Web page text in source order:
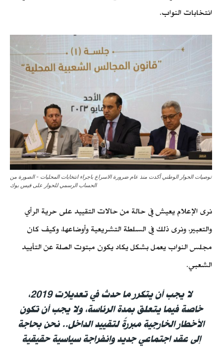
انتخابات النواب.
توصيات الحوار الوطني أكدت منذ عام ضرورة الاسراع باجراء انتخابات المحليات - الصورة من
الحساب الرسمي للحوار على فيس بوك
نرى الإعلام يعيش في حالة من حالات التقييد على حرية الرأي
والتعبير، ونرى ذلك في السلطة التشريعية وأوضاعها، وكيف كان
مجلس النواب يعمل بشكل يكاد يكون مبتوت الصلة عن التأييد
الشعبي.
لا يجب أن يتكرر ما حدث في تعديلات 2019،
خاصة فيما يتعلق بمدة الرئاسة، ولا يجب أن تكون
الأخطار الخارجية مبررةً لتقييد الداخل.. نحن بحاجة
إلى عقد اجتماعي جديد وانفراجة سياسية حقيقية